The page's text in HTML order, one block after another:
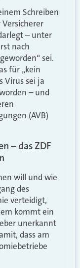
Schreiben
– unter
nach
sei.
für „kein
Virus sei ja
– und
(AVB)
– das ZDF
will und wie
des
verteidigt,
kommt ein
unerkannt
dass am